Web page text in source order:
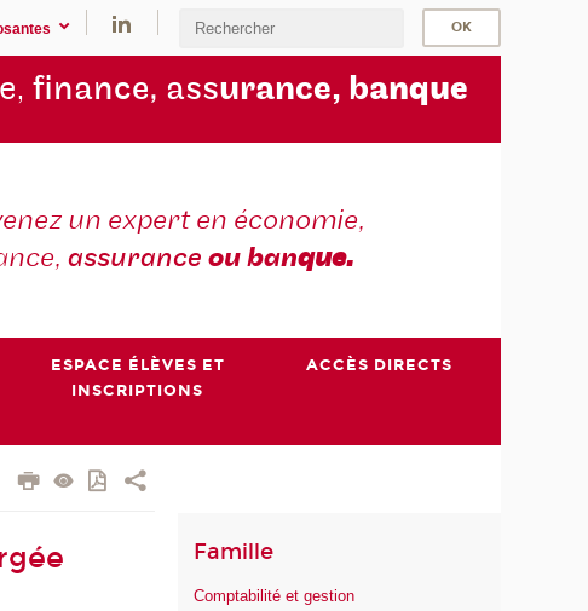
finance, assurance, banque
un expert en économie,
assurance ou banque.
ESPACE ÉLÈVES ET
INSCRIPTIONS
ACCÈS DIRECTS
Famille
Comptabilité et gestion